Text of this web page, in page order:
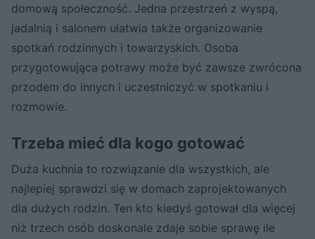
domową społeczność. Jedna przestrzeń z wyspą,
jadalnią i salonem ułatwia także organizowanie
spotkań rodzinnych i towarzyskich. Osoba
przygotowująca potrawy może być zawsze zwrócona
przodem do innych i uczestniczyć w spotkaniu i
rozmowie.
Trzeba mieć dla kogo gotować
Duża kuchnia to rozwiązanie dla wszystkich, ale
najlepiej sprawdzi się w domach zaprojektowanych
dla dużych rodzin. Ten kto kiedyś gotował dla więcej
niż trzech osób doskonale zdaje sobie sprawę ile